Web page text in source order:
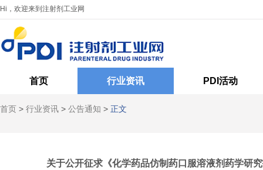
Hi，欢迎来到注射剂工业网
首页 行业资讯 PDI活动
首页 > 行业资讯 > 公告通知 > 正文
关于公开征求《化学药品仿制药口服溶液剂药学研